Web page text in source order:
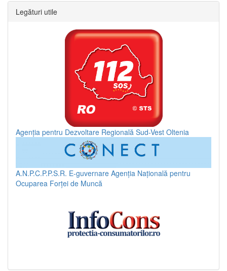
Legături utile
Agenția pentru Dezvoltare Regională Sud-Vest Oltenia
A.N.P.C.P.P.S.R. E-guvernare Agenția Națională pentru
Ocuparea Forței de Muncă